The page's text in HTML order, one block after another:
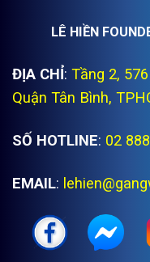
LÊ HIỀN
ĐỊA CHỈ: Tầng 2,
Quận Tân Bình,
SỐ HOTLINE: 02
EMAIL: